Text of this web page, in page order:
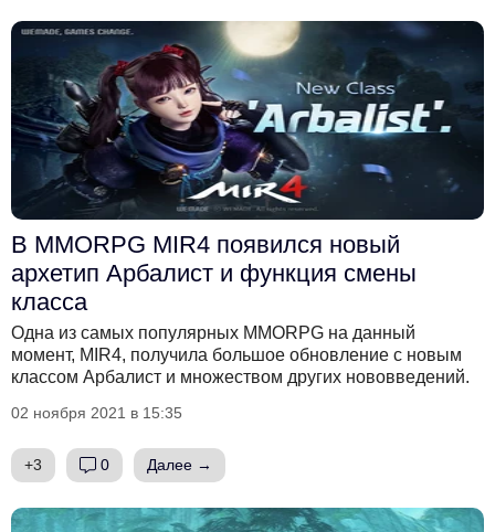
В MMORPG MIR4 появился новый
архетип Арбалист и функция смены
класса
Одна из самых популярных MMORPG на данный
момент, MIR4, получила большое обновление с новым
классом Арбалист и множеством других нововведений.
02 ноября 2021 в 15:35
+3 0 Далее →